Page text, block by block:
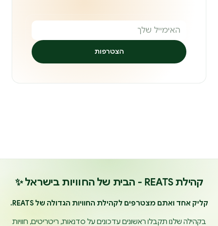
הצטרפות
קהילת REATS - הבית של החוויות בישראל ✨
קליק אחד ואתם מצטרפים לקהילת החוויות הגדולה של REATS.
בקהילה שלנו תקבלו ראשונים עדכונים על סדנאות, ריטריטים, חוויות